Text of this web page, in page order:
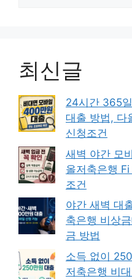
최신글
24시간 365
대출 방법, 다
신청조건
새벽 야간 모
올저축은행 Fi
조건
야간 새벽 대
축은행 비상
금 방법
소득 없이
저축은행 비